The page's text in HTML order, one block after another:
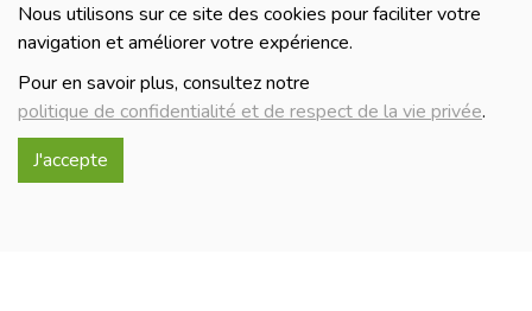
Nous utilisons sur ce site des cookies pour faciliter votre
navigation et améliorer votre expérience.
Pour en savoir plus, consultez notre
politique de confidentialité et de respect de la vie privée.
J'accepte
Politique de confidentialité et de respect de la vie
privée